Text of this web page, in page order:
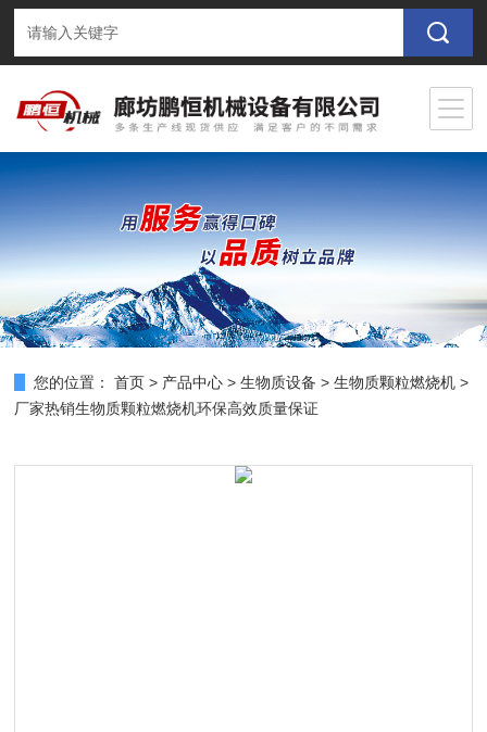
您的位置： 首页 > 产品中心 >生物质设备 >生物质颗粒燃烧机 >
厂家热销生物质颗粒燃烧机环保高效质量保证